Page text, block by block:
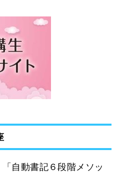
自動書記６段階メソッ